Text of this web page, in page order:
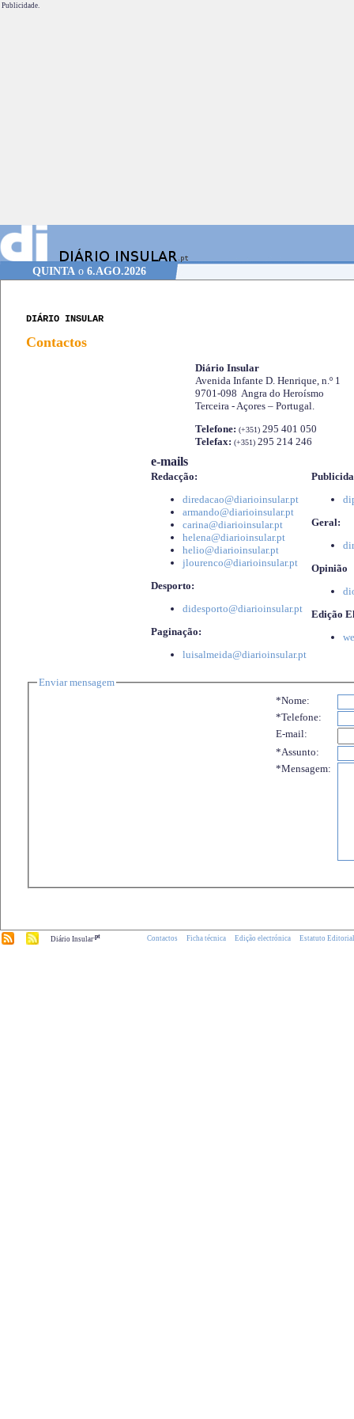
Publicidade.
QUINTAo 6.AGO.2026
DIÁRIO INSULAR
Contactos
Diário Insular
Avenida Infante D. Henrique, n.º 1
9701-098 Angra do Heroísmo
Terceira - Açores – Portugal.
Telefone: (+351) 295 401 050
Telefax: (+351) 295 214 246
e-mails
Redacção:
diredacao@diarioinsular.pt
armando@diarioinsular.pt
carina@diarioinsular.pt
helena@diarioinsular.pt
helio@diarioinsular.pt
jlourenco@diarioinsular.pt
Desporto:
didesporto@diarioinsular.pt
Paginação:
luisalmeida@diarioinsular.pt
Geral:
Opinião
Edição
Enviar mensagem
*Nome:
*Telefone:
E-mail:
*Assunto:
*Mensagem:
Diário Insular.pt Contactos Ficha técnica Edição electrónica Estatuto Editorial